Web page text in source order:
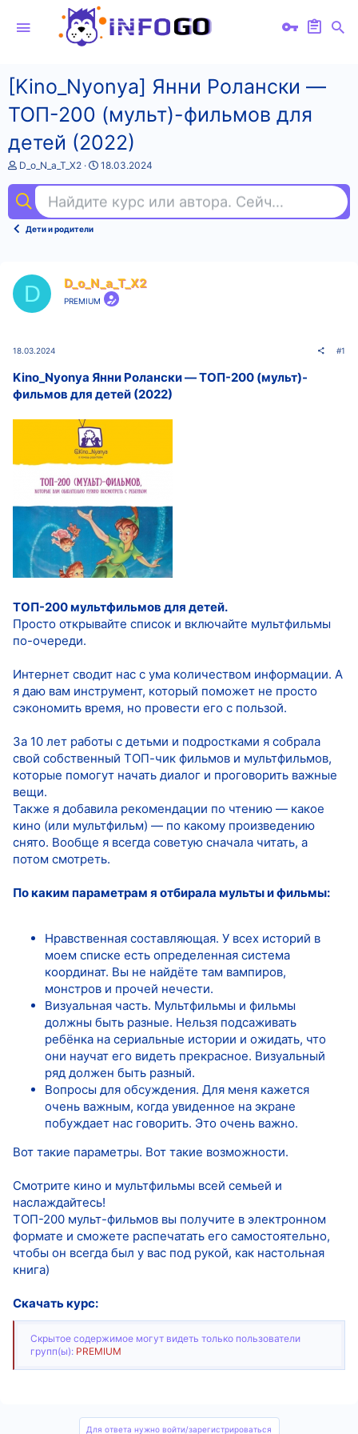
[Kino_Nyonya] Янни Ролански ―
ТОП-200 (мульт)-фильмов для
детей (2022)
А
т
о
т
D_o_N_a_T_X2
Д
а
н
18.03.2024
Найдите курс или автора. Сейчас ищут
Дети и родители
D D_o_N_a_T_X2
PREMIUM
18.03.2024 #1
Kino_Nyonya Янни Ролански ― ТОП-200 (мульт)-
фильмов для детей (2022)
ТОП-200 мультфильмов для детей.
Просто открывайте список и включайте мультфильмы
по-очереди.
Интернет сводит нас с ума количеством информации. А
я даю вам инструмент, который поможет не просто
сэкономить время, но провести его с пользой.
За 10 лет работы с детьми и подростками я собрала
свой собственный ТОП-чик фильмов и мультфильмов,
которые помогут начать диалог и проговорить важные
вещи.
Также я добавила рекомендации по чтению — какое
кино (или мультфильм) — по какому произведению
снято. Вообще я всегда советую сначала читать, а
потом смотреть.
По каким параметрам я отбирала мульты и фильмы:
Нравственная составляющая. У всех историй в
моем списке есть определенная система
координат. Вы не найдёте там вампиров,
монстров и прочей нечести.
Визуальная часть. Мультфильмы и фильмы
должны быть разные. Нельзя подсаживать
ребёнка на сериальные истории и ожидать, что
они научат его видеть прекрасное. Визуальный
ряд должен быть разный.
Вопросы для обсуждения. Для меня кажется
очень важным, когда увиденное на экране
побуждает нас говорить. Это очень важно.
Вот такие параметры. Вот такие возможности.
Смотрите кино и мультфильмы всей семьей и
наслаждайтесь!
ТОП-200 мульт-фильмов вы получите в электронном
формате и сможете распечатать его самостоятельно,
чтобы он всегда был у вас под рукой, как настольная
книга)
Скачать курс:
Скрытое содержимое могут видеть только пользователи
групп(ы): PREMIUM
Для ответа нужно войти/зарегистрироваться